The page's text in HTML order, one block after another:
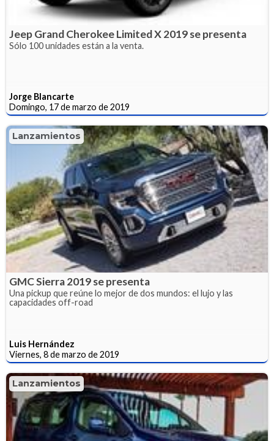
Jeep Grand Cherokee Limited X 2019 se presenta
Sólo 100 unidades están a la venta.
Jorge Blancarte
Domingo, 17 de marzo de 2019
Lanzamientos
GMC Sierra 2019 se presenta
Una pickup que reúne lo mejor de dos mundos: el lujo y las
capacidades off-road
Luis Hernández
Viernes, 8 de marzo de 2019
Lanzamientos